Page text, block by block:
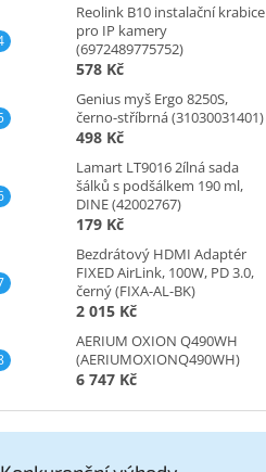
Reolink B10 instalační krabice
pro IP kamery
(6972489775752)
578 Kč
Genius myš Ergo 8250S,
černo-stříbrná (31030031401)
498 Kč
Lamart LT9016 2ílná sada
šálků s podšálkem 190 ml,
DINE (42002767)
179 Kč
Bezdrátový HDMI Adaptér
FIXED AirLink, 100W, PD 3.0,
černý (FIXA-AL-BK)
2 015 Kč
AERIUM OXION Q490WH
(AERIUMOXIONQ490WH)
6 747 Kč